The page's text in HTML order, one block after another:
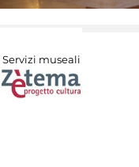
Servizi museali